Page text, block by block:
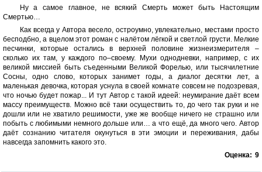
Ну а самое главное, не всякий Смерть может быть Настоящим
Смертью…
Как всегда у Автора весело, остроумно, увлекательно, местами просто
бесподбно, а вцелом этот роман с налётом лёгкой и светлой грусти. Мелкие
песчинки, которые остались в верхней половине жизнеизмерителя –
сколько их там, у каждого по–своему. Мухи однодневки, например, с их
великой миссией быть съеденными Великой Форелью, или тысячилетние
Сосны, одно слово, которых занимет годы, а диалог десятки лет, а
маленькая девочка, которая уснула в своей комнате совсем не подозревая,
что ночью будет пожар... И тут Автор с такой идеей: неумирание даёт всем
массу преимуществ. Можно всё таки осуществить то, до чего так руки и не
дошли или не хватило решимости, уже же вообще ничего не страшно или
побыть с любимыми немного дольше или… а что ещё, да много чего. Автор
даёт сознанию читателя окунуться в эти эмоции и переживания, дабы
навсегда запомнить какого это.
Оценка: 9